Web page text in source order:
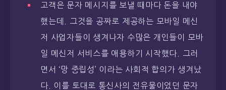
고객은 문자 메시지를 보낼 때마다 돈을 내야
했는데. 그것을 공짜로 제공하는 모바일 메신
저 사업자들이 생겨나자 수많은 개인들이 모바
일 메신저 서비스를 애용하기 시작했다. 그러
면서 ‘망 중립성’ 이라는 사회적 합의가 생겨났
다. 이를 토대로 통신사의 전유물이었던 문자